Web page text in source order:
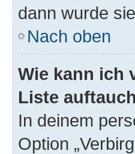
dann wurde
Nach oben
Wie kann ich
Liste
In deinem
Option